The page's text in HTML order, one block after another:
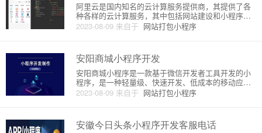
2023-08-09 来自于 网站打包小程序
阿里云是国内知名的云计算服务提供商，其提供了各
种各样的云计算服务，其中包括网站建设和小程序开
发。下面将为大家介绍阿里云网站建设小程序开发的
相关知识。1. 网站建设阿里云提供了全面的网站建设
中最重要的是网站托管
安阳商城小程序开发
2023-08-09 来自于 网站打包小程序
安阳商城小程序是一款基于微信开发者工具开发的小
程序，是一种轻量级、快速开发、低成本的移动应
用。它能够让商家快速建立起一个移动电商平台，提
供商品展示、购物车、下单购买、支付等功能，让用
开发主要分为以下几个步骤：1
安徽今日头条小程序开发客服电话